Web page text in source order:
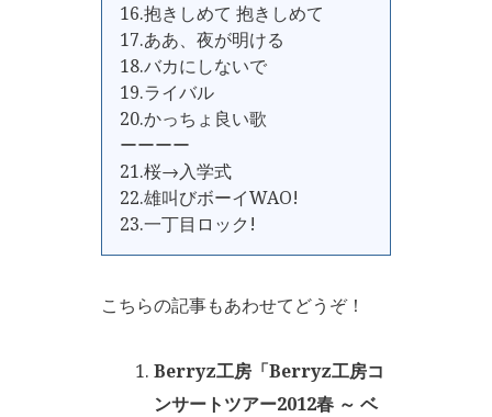
16.抱きしめて 抱きしめて
17.ああ、夜が明ける
18.バカにしないで
19.ライバル
20.かっちょ良い歌
ーーーー
21.桜→入学式
22.雄叫びボーイWAO!
23.一丁目ロック!
こちらの記事もあわせてどうぞ！
Berryz工房「Berryz工房コ
ンサートツアー2012春 ～ ベ